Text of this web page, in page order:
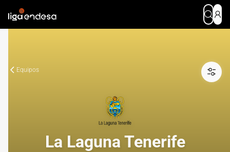
Equipos
La Laguna Tenerife